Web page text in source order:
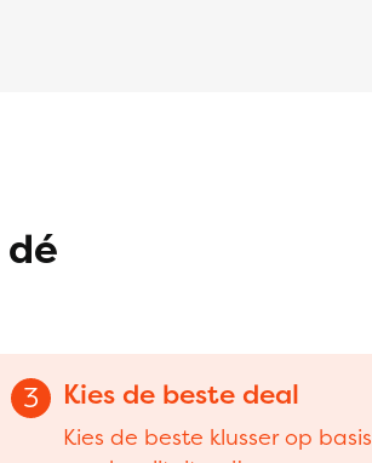
3 Kies de beste deal
Kies de beste klusser op basis